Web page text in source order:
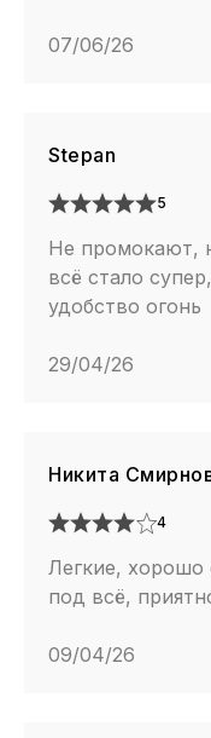
07/06/26
Stepan
5
Не промокают,
всё стало
удобство огонь
29/04/26
Никита
4
Легкие, хорошо
под всё,
09/04/26